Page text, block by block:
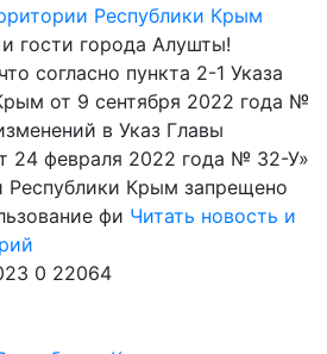
Республики Крым
гости города Алушты!
согласно пункта 2-1 Указа
от 9 сентября 2022 года №
в Указ Главы
24 февраля 2022 года № 32-У»
Республики Крым запрещено
фи Читать новость и
0 22064